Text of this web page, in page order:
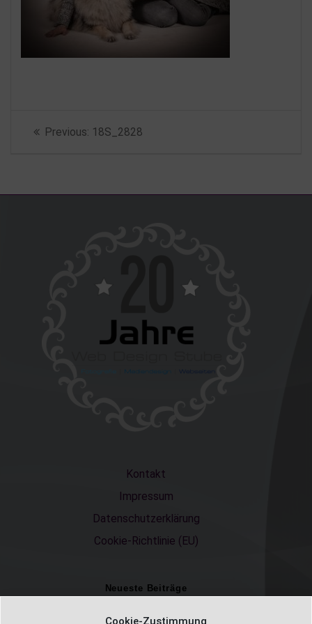
Cookie-Zustimmung
Beitragsnavigation
Previous: Previous
18S_2828
Kontakt
Impressum
Datenschutzerklärung
Cookie-Richtlinie (EU)
Neueste Beiträge
Einschulungsfotos 2026 – ein unvergesslicher Moment